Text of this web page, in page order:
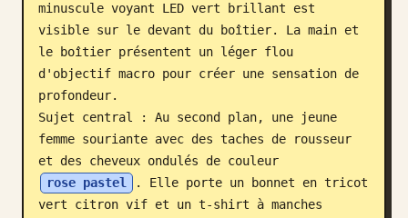
minuscule voyant LED vert brillant est
visible sur le devant du boîtier. La main et
le boîtier présentent un léger flou
d'objectif macro pour créer une sensation de
profondeur.
Sujet central : Au second plan, une jeune
femme souriante avec des taches de rousseur
et des cheveux ondulés de couleur
rose pastel
. Elle porte un bonnet en tricot
vert citron vif et un t-shirt à manches